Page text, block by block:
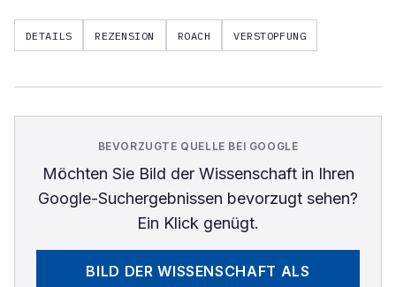
DETAILS REZENSION ROACH VERSTOPFUNG
BEVORZUGTE QUELLE BEI GOOGLE
Möchten Sie Bild der Wissenschaftin Ihren
Google-Suchergebnissen bevorzugt sehen?
Ein Klick genügt.
BILD DER WISSENSCHAFT ALS